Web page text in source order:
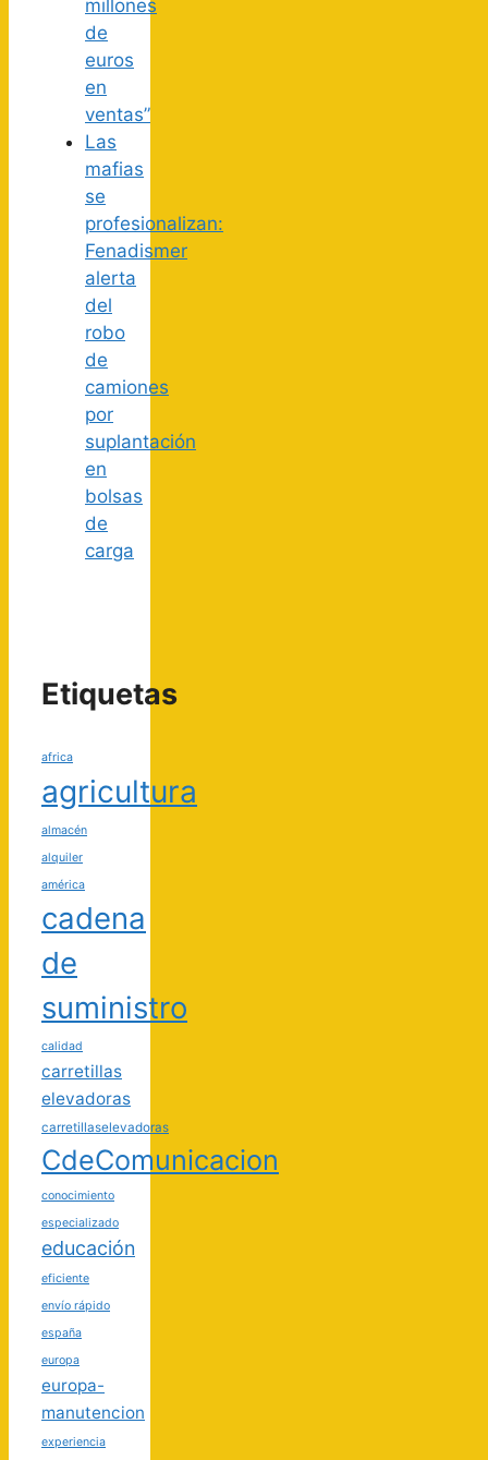
millones
de
euros
en
ventas”
Las
mafias
se
profesionalizan:
Fenadismer
alerta
del
robo
de
camiones
por
suplantación
en
bolsas
de
carga
Etiquetas
africa
agricultura
almacén
alquiler
américa
cadena
de
suministro
calidad
carretillas
elevadoras
carretillaselevadoras
CdeComunicacion
conocimiento
especializado
educación
eficiente
envío rápido
españa
europa
europa-
manutencion
experiencia